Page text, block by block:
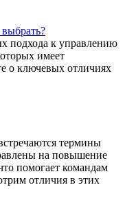
подхода к управлению
имеет
о ключевых отличиях
термины
на повышение
помогает командам
отличия в этих